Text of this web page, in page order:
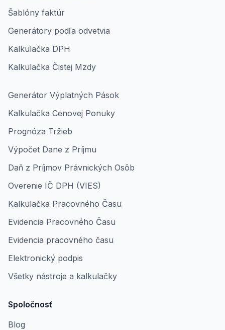
Šablóny faktúr
Generátory podľa odvetvia
Kalkulačka DPH
Kalkulačka Čistej Mzdy
Generátor Výplatných Pások
Kalkulačka Cenovej Ponuky
Prognóza Tržieb
Výpočet Dane z Príjmu
Daň z Príjmov Právnických Osôb
Overenie IČ DPH (VIES)
Kalkulačka Pracovného Času
Evidencia Pracovného Času
Evidencia pracovného času
Elektronický podpis
Všetky nástroje a kalkulačky
Spoločnosť
Blog